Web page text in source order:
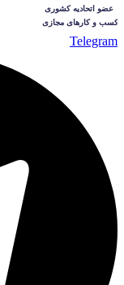
Telegram